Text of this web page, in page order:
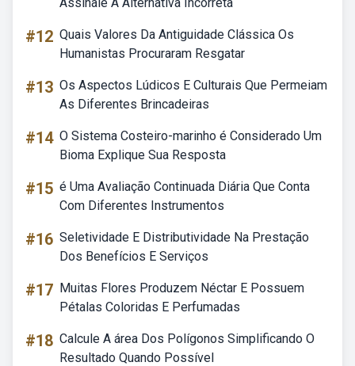
#12 Quais Valores Da Antiguidade Clássica Os
Humanistas Procuraram Resgatar
#13 Os Aspectos Lúdicos E Culturais Que Permeiam
As Diferentes Brincadeiras
#14 O Sistema Costeiro-marinho é Considerado Um
Bioma Explique Sua Resposta
#15 é Uma Avaliação Continuada Diária Que Conta
Com Diferentes Instrumentos
#16 Seletividade E Distributividade Na Prestação
Dos Benefícios E Serviços
#17 Muitas Flores Produzem Néctar E Possuem
Pétalas Coloridas E Perfumadas
#18 Calcule A área Dos Polígonos Simplificando O
Resultado Quando Possível